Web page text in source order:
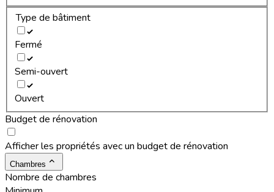
Type de bâtiment
Fermé
Semi-ouvert
Ouvert
Budget de rénovation
Afficher les propriétés avec un budget de rénovation
Chambres
Nombre de chambres